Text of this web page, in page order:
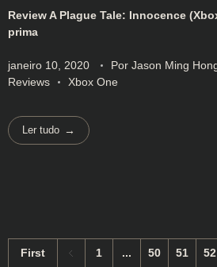
Review A Plague Tale: Innocence
prima
janeiro 10, 2020 Por Jason Ming
Reviews
Xbox One
Ler tudo
First 1 ... 50 51 52